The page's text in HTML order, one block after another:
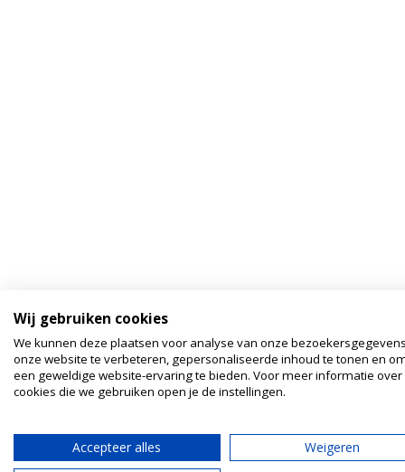
Wij gebruiken cookies
We kunnen deze plaatsen voor analyse van onze
onze website te verbeteren, gepersonaliseerde inhoud te tonen en
een geweldige website-ervaring te bieden. Voor meer informatie over
cookies die we gebruiken open je de instellingen.
Accepteer alles Weigeren